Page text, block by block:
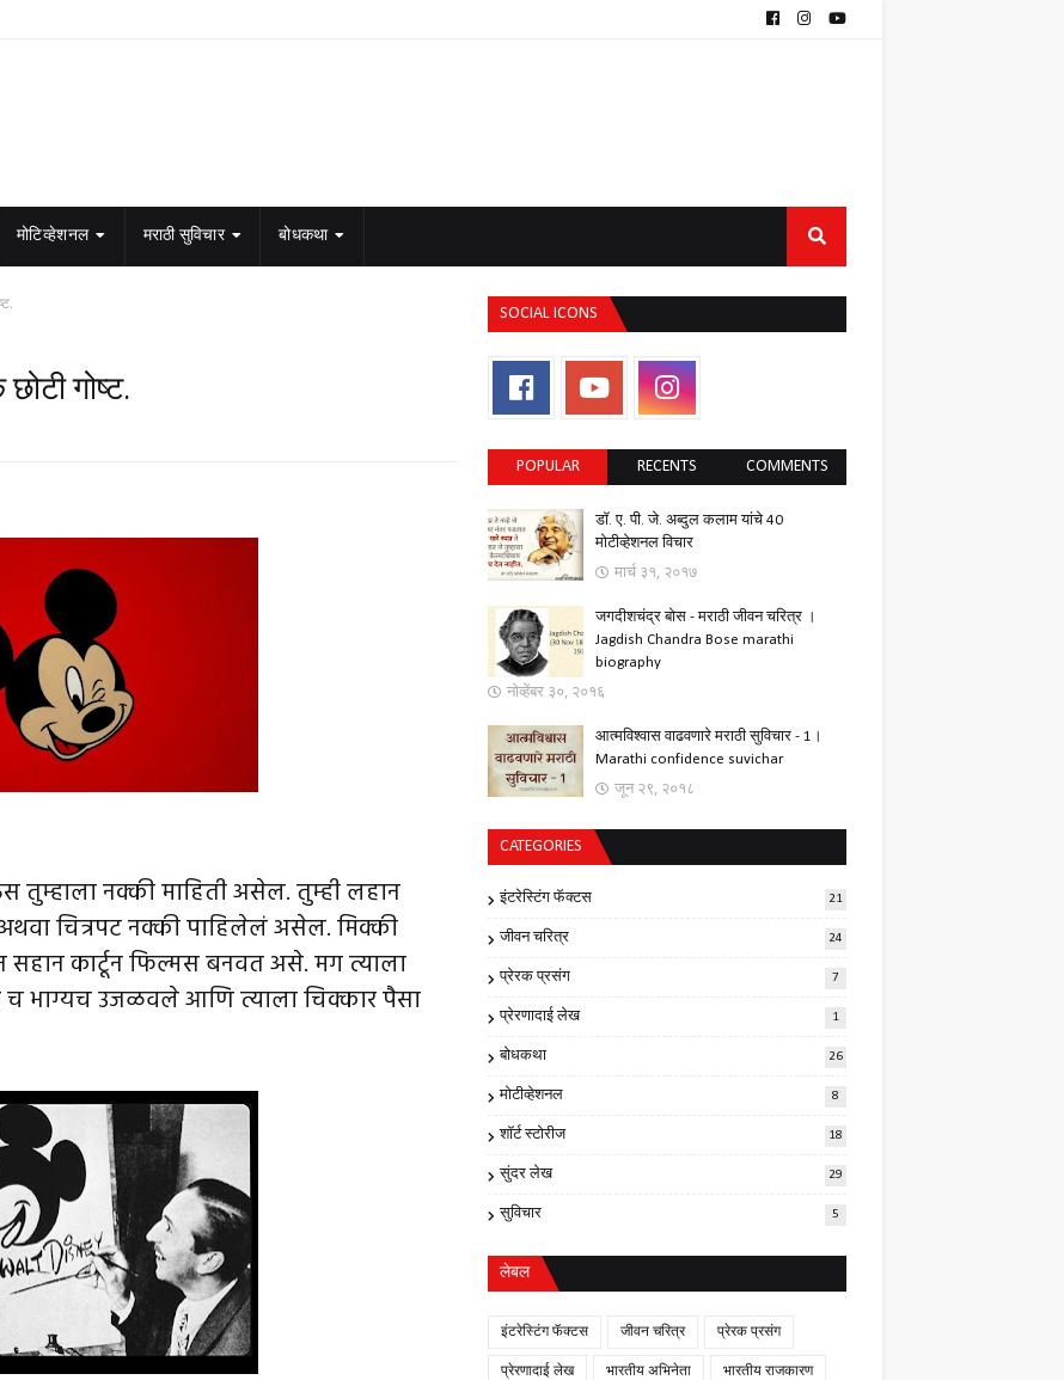
मोटिव्हेशनल मराठी सुविचार बोधकथा
गोष्ट.
तुम्हाला नक्की माहिती असेल. तुम्ही लहान
चित्रपट नक्की पाहिलेलं असेल. मिक्की
सहान कार्टून फिल्मस बनवत असे. मग त्याला
च भाग्यच उजळवले आणि त्याला चिक्कार पैसा
SOCIAL ICONS
POPULAR RECENTS COMMENTS
डॉ. ए. पी. जे. अब्दुल कलाम यांचे 40
मोटीव्हेशनल विचार
मार्च ३१, २०१७
जगदीशचंद्र बोस - मराठी जीवन चरित्र ।
Jagdish Chandra Bose marathi
biography
नोव्हेंबर ३०, २०१६
आत्मविश्वास वाढवणारे मराठी सुविचार - 1।
Marathi confidence suvichar
जून २९, २०१८
CATEGORIES
इंटरेस्टिंग फॅक्टस 21
जीवन चरित्र 24
प्रेरक प्रसंग 7
प्रेरणादाई लेख 1
बोधकथा 26
मोटीव्हेशनल 8
शॉर्ट स्टोरीज 18
सुंदर लेख 29
सुविचार 5
लेबल
इंटरेस्टिंग फॅक्टस जीवन चरित्र प्रेरक प्रसंग
प्रेरणादाई लेख भारतीय अभिनेता भारतीय राजकारण